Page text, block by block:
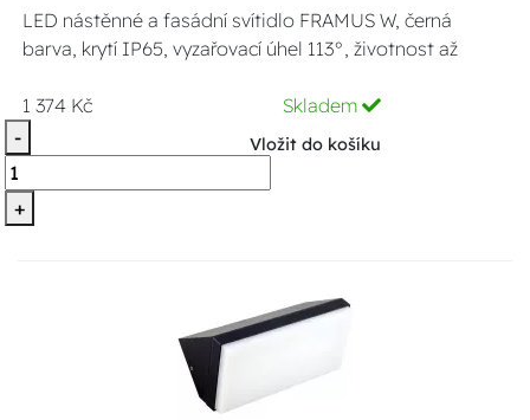
LED nástěnné a fasádní svítidlo FRAMUS W, černá
barva, krytí IP65, vyzařovací úhel 113°, životnost až
1 374 Kč
Skladem
-
+
Vložit do košíku